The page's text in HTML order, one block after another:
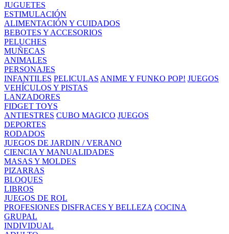
JUGUETES
ESTIMULACIÓN
ALIMENTACIÓN Y CUIDADOS
BEBOTES Y ACCESORIOS
PELUCHES
MUÑECAS
ANIMALES
PERSONAJES
INFANTILES PELICULAS ANIME Y FUNKO POP! JUEGOS
VEHÍCULOS Y PISTAS
LANZADORES
FIDGET TOYS
ANTIESTRES CUBO MAGICO JUEGOS
DEPORTES
RODADOS
JUEGOS DE JARDIN / VERANO
CIENCIA Y MANUALIDADES
MASAS Y MOLDES
PIZARRAS
BLOQUES
LIBROS
JUEGOS DE ROL
PROFESIONES DISFRACES Y BELLEZA COCINA
GRUPAL
INDIVIDUAL